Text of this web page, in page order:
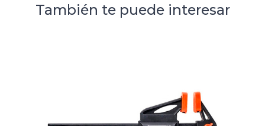
También te puede interesar